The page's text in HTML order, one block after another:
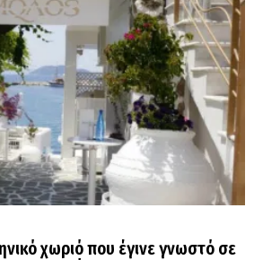
χωριό που έγινε γνωστό σε